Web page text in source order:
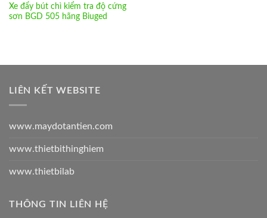
Xe đẩy bút chì kiểm tra độ cứng
sơn BGD 505 hãng Biuged
LIÊN KẾT WEBSITE
www.maydotantien.com
www.thietbithinghiem
www.thietbilab
THÔNG TIN LIÊN HỆ